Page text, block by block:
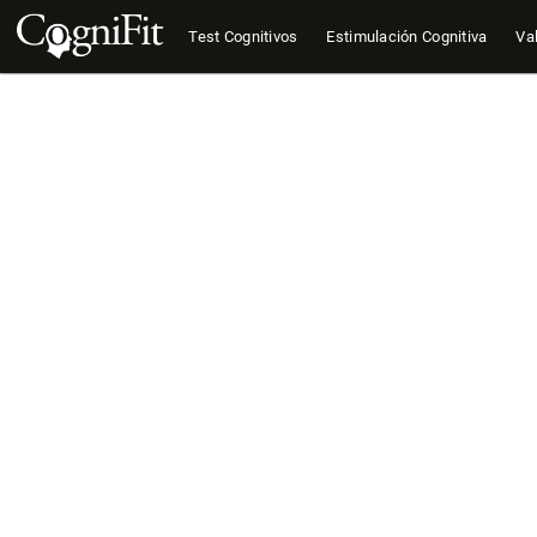
Test Cognitivos Estimulación Cognitiva